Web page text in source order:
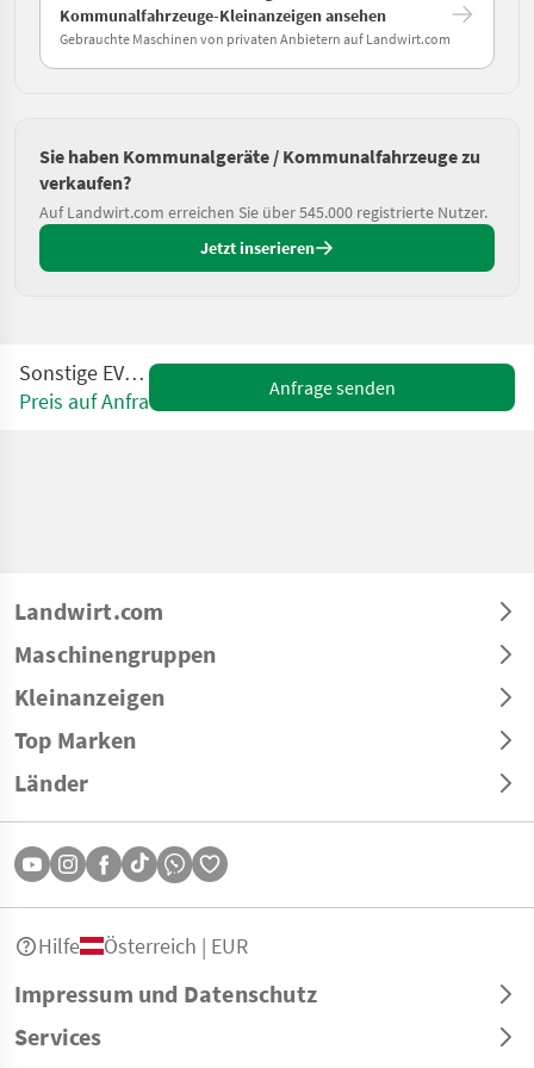
Kommunalfahrzeuge-Kleinanzeigen ansehen
Gebrauchte Maschinen von privaten Anbietern auf Landwirt.com
Sie haben Kommunalgeräte / Kommunalfahrzeuge zu
verkaufen?
Auf Landwirt.com erreichen Sie über 545.000 registrierte Nutzer.
Jetzt inserieren
Sonstige EVUM aCar
Preis auf Anfrage
Anfrage senden
Landwirt.com
Maschinengruppen
Kleinanzeigen
Top Marken
Länder
Impressum und Datenschutz
Services
Hilfe Österreich | EUR